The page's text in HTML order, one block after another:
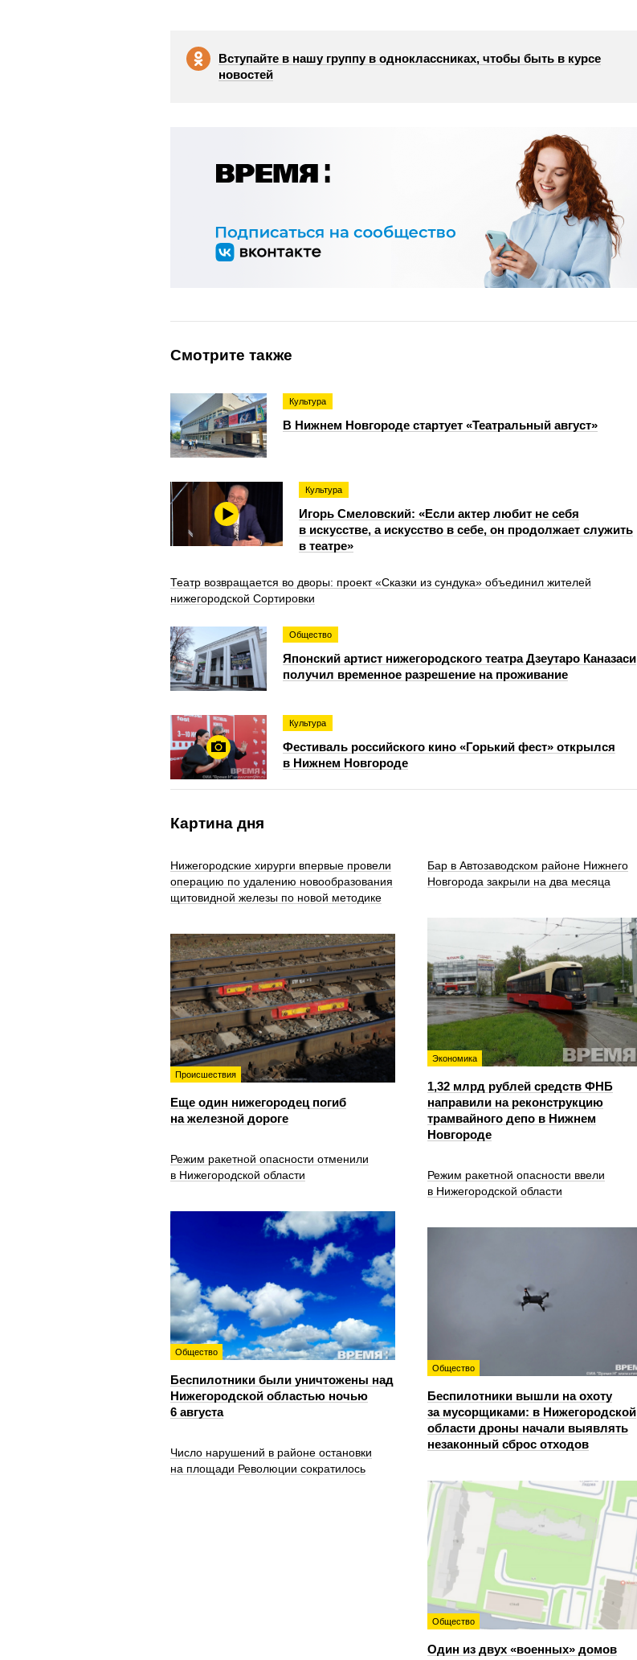
Вступайте в нашу группу в одноклассниках, чтобы быть в курсе
новостей
Смотрите также
Культура
В Нижнем Новгороде стартует «Театральный август»
Культура
Игорь Смеловский: «Если актер любит не себя
в искусстве, а искусство в себе, он продолжает служить
в театре»
Театр возвращается во дворы: проект «Сказки из сундука» объединил жителей
нижегородской Сортировки
Общество
Японский артист нижегородского театра Дзеутаро Каназаси
получил временное разрешение на проживание
Культура
Фестиваль российского кино «Горький фест» открылся
в Нижнем Новгороде
Картина дня
Нижегородские хирурги впервые провели
операцию по удалению новообразования
щитовидной железы по новой методике
Бар в Автозаводском районе Нижнего
Новгорода закрыли на два месяца
Экономика
1,32 млрд рублей средств ФНБ
направили на реконструкцию
трамвайного депо в Нижнем
Новгороде
Происшествия
Еще один нижегородец погиб
на железной дороге
Режим ракетной опасности отменили
в Нижегородской области
Режим ракетной опасности ввели
в Нижегородской области
Общество
Беспилотники были уничтожены над
Нижегородской областью ночью
6 августа
Общество
Беспилотники вышли на охоту
за мусорщиками: в Нижегородской
области дроны начали выявлять
незаконный сброс отходов
Число нарушений в районе остановки
на площади Революции сократилось
Общество
Один из двух «военных» домов